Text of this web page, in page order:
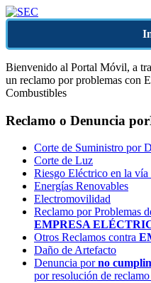
Bienvenido al Portal Móvil, a
un reclamo por problemas con
Combustibles
Reclamo o Denuncia por
Corte de Suministro por
Corte de Luz
Riesgo Eléctrico en la vía
Energías Renovables
Electromovilidad
Reclamo por Problemas
EMPRESA
Otros Reclamos contra
Daño de Artefacto
Denuncia porno
por resolución de